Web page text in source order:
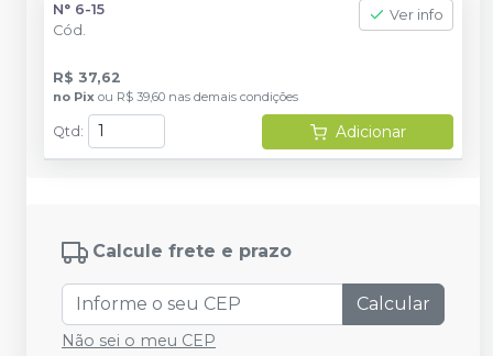
N° 6-15
Cód.
Ver info
R$ 37,62
no Pix ou R$ 39,60 nas demais condições
Qtd : Adicionar
Calcule frete e prazo
Calcular
Não sei o meu CEP